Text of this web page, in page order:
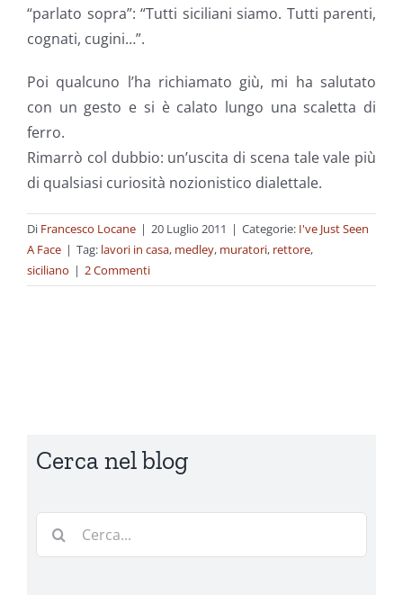
“parlato sopra”: “Tutti siciliani siamo. Tutti parenti,
cognati, cugini…”.
Poi qualcuno l’ha richiamato giù, mi ha salutato
con un gesto e si è calato lungo una scaletta di
ferro.
Rimarrò col dubbio: un’uscita di scena tale vale più
di qualsiasi curiosità nozionistico dialettale.
Di Francesco Locane | 20 Luglio 2011 | Categorie: I've Just Seen
A Face | Tag: lavori in casa, medley, muratori, rettore,
siciliano | 2 Commenti
Cerca nel blog
Cerca